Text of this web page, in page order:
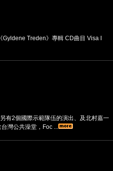
Treden》專輯 CD曲目 Visa I
有2個國際示範隊伍的演出、及北村嘉一
灣公共澡堂，Foc ...